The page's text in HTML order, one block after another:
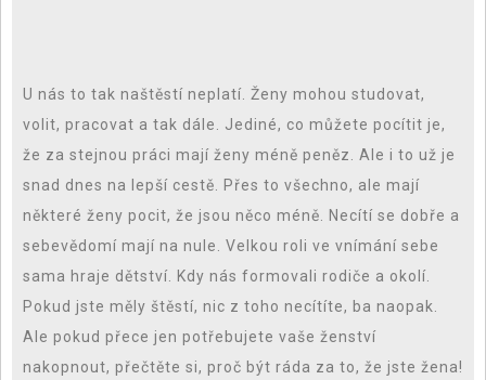
U nás to tak naštěstí neplatí. Ženy mohou studovat,
volit, pracovat a tak dále. Jediné, co můžete pocítit je,
že za stejnou práci mají ženy méně peněz. Ale i to už je
snad dnes na lepší cestě. Přes to všechno, ale mají
některé ženy pocit, že jsou něco méně. Necítí se dobře a
sebevědomí mají na nule. Velkou roli ve vnímání sebe
sama hraje dětství. Kdy nás formovali rodiče a okolí.
Pokud jste měly štěstí, nic z toho necítíte, ba naopak.
Ale pokud přece jen potřebujete vaše ženství
nakopnout, přečtěte si, proč být ráda za to, že jste žena!